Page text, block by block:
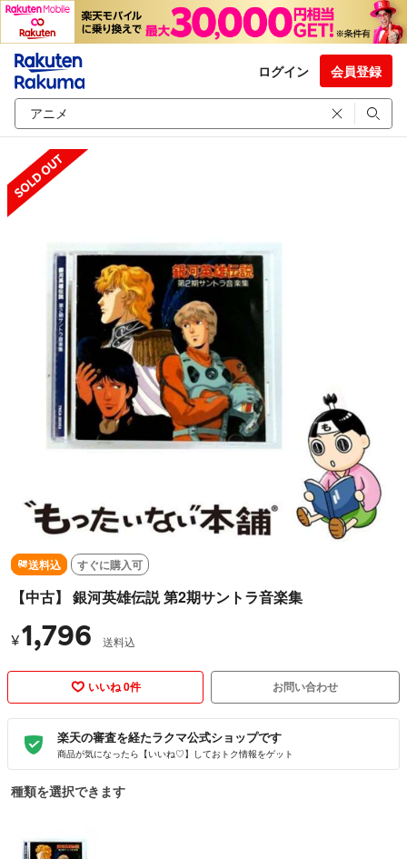
ログイン 会員登録
送料込 すぐに購入可
【中古】 銀河英雄伝説 第2期サントラ音楽集
¥1,796 送料込
いいね 0件 お問い合わせ
楽天の審査を経たラクマ公式ショップです
商品が気になったら【いいね♡】しておトク情報をゲット
種類を選択できます